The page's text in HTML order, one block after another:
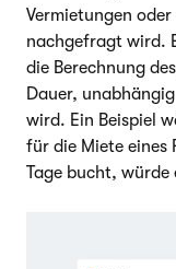
Vermietungen
nachgefragt wird.
die Berechnung
Dauer,
wird. Ein Beispiel
für die Miete eines
Tage bucht, würde